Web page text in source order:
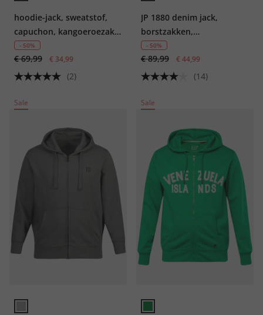
hoodie-jack, sweatstof,
capuchon, kangoeroezak,
tot 8XL
- 50%
€ 69,99 € 34,99
(2)
JP 1880 denim jack,
borstzakken,
knoopsluiting, tot 8XL
- 50%
€ 89,99 € 44,99
(14)
Sale Sale